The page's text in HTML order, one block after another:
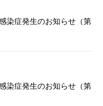
染症発生のお知らせ（第
染症発生のお知らせ（第